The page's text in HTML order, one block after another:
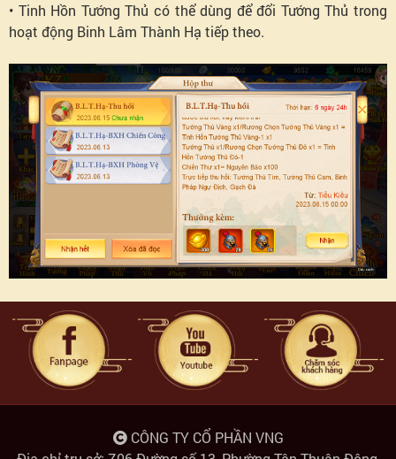
• Tinh Hồn Tướng Thủ có thể dùng để đổi Tướng Thủ trong
hoạt động Binh Lâm Thành Hạ tiếp theo.
CÔNG TY CỔ PHẦN VNG